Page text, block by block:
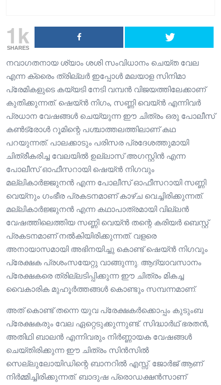
1k
SHARES
നവാഗതനായ ശ്യാം ശശി സംവിധാനം ചെയ്ത വേല
എന്ന ക്രൈം ത്രില്ലർ ഇപ്പോൾ മലയാള സിനിമാ
പ്രേമികളുടെ കയ്യടി നേടി വമ്പൻ വിജയത്തിലേക്കാണ്
കുതിക്കുന്നത്. ഷെയ്ൻ നിഗം, സണ്ണി വെയ്ൻ എന്നിവർ
പ്രധാന വേഷങ്ങൾ ചെയ്യുന്ന ഈ ചിത്രം ഒരു പോലീസ്
കൺട്രോൾ റൂമിന്റെ പശ്ചാത്തലത്തിലാണ് കഥ
പറയുന്നത്. പാലക്കാടും പരിസര പ്രദേശത്തുമായി
ചിത്രീകരിച്ച വേലയിൽ ഉല്ലാസ് അഗസ്റ്റിൻ എന്ന
പോലീസ് ഓഫീസറായി ഷെയ്ൻ നിഗവും
മല്ലികാർജ്ജുനൻ എന്ന പോലീസ് ഓഫീസറായി സണ്ണി
വെയ്‌നും ഗംഭീര പ്രകടനമാണ് കാഴ്ച വെച്ചിരിക്കുന്നത്.
മല്ലികാർജ്ജുനൻ എന്ന കഥാപാത്രമായി വില്ലൻ
വേഷത്തിലെത്തിയ സണ്ണി വെയ്ൻ തന്റെ കരിയർ ബെസ്റ്റ്
പ്രകടനമാണ് നൽകിയിരിക്കുന്നത്. വളരെ
അനായാസമായി അഭിനയിച്ചു കൊണ്ട് ഷെയ്ൻ നിഗവും
പ്രേക്ഷക പ്രശംസയേറ്റു വാങ്ങുന്നു. ആദ്യാവസാനം
പ്രേക്ഷകരെ ത്രില്ലടിപ്പിക്കുന്ന ഈ ചിത്രം മികച്ച
വൈകാരിക മുഹൂർത്തങ്ങൾ കൊണ്ടും സമ്പന്നമാണ്.
അത് കൊണ്ട് തന്നെ യുവ പ്രേക്ഷകർക്കൊപ്പം കുടുംബ
പ്രേക്ഷകരും വേല ഏറ്റെടുക്കുന്നുണ്ട്. സിദ്ധാർഥ് ഭരതൻ,
അതിഥി ബാലൻ എന്നിവരും നിർണ്ണായക വേഷങ്ങൾ
ചെയ്തിരിക്കുന്ന ഈ ചിത്രം സിൻസിൽ
സെല്ലുലോയിഡിന്റെ ബാനറിൽ എസ്സ്‌. ജോർജ് ആണ്
നിർമ്മിച്ചിരിക്കുന്നത്. ബാദുഷ പ്രൊഡക്ഷൻസാണ്